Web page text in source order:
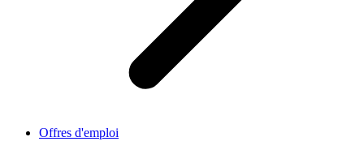
Offres d'emploi